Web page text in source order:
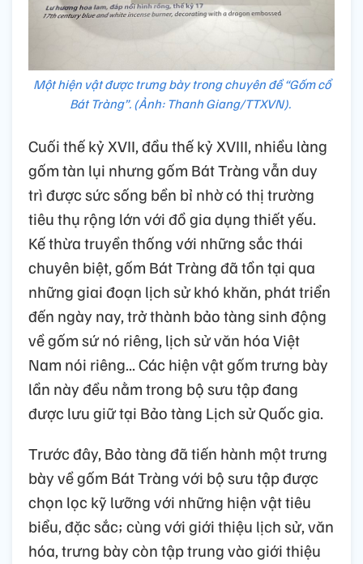
Một hiện vật được trưng bày trong chuyên đề “Gốm cổ
Bát Tràng”. (Ảnh: Thanh Giang/TTXVN).
Cuối thế kỷ XVII, đầu thế kỷ XVIII, nhiều làng
gốm tàn lụi nhưng gốm Bát Tràng vẫn duy
trì được sức sống bền bỉ nhờ có thị trường
tiêu thụ rộng lớn với đồ gia dụng thiết yếu.
Kế thừa truyền thống với những sắc thái
chuyên biệt, gốm Bát Tràng đã tồn tại qua
những giai đoạn lịch sử khó khăn, phát triển
đến ngày nay, trở thành bảo tàng sinh động
về gốm sứ nó riêng, lịch sử văn hóa Việt
Nam nói riêng... Các hiện vật gốm trưng bày
lần này đều nằm trong bộ sưu tập đang
được lưu giữ tại Bảo tàng Lịch sử Quốc gia.
Trước đây, Bảo tàng đã tiến hành một trưng
bày về gốm Bát Tràng với bộ sưu tập được
chọn lọc kỹ lưỡng với những hiện vật tiêu
biểu, đặc sắc; cùng với giới thiệu lịch sử, văn
hóa, trưng bày còn tập trung vào giới thiệu